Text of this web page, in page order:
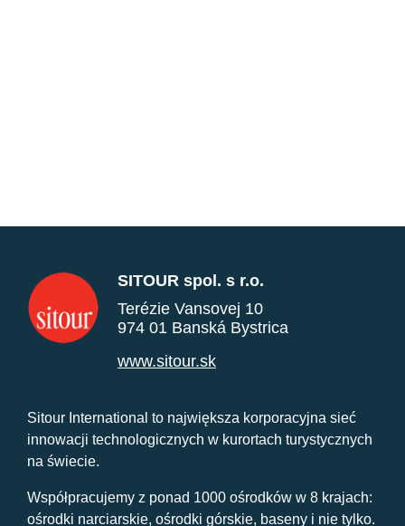
SITOUR spol. s r.o.
Terézie Vansovej 10
974 01 Banská Bystrica
www.sitour.sk
Sitour International to największa korporacyjna sieć
innowacji technologicznych w kurortach turystycznych
na świecie.
Współpracujemy z ponad 1000 ośrodków w 8 krajach:
ośrodki narciarskie, ośrodki górskie, baseny i nie tylko.